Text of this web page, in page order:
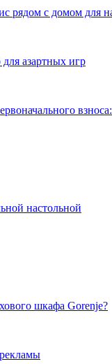
рядом с домом для
азартных игр
настольной
шкафа Gorenje?